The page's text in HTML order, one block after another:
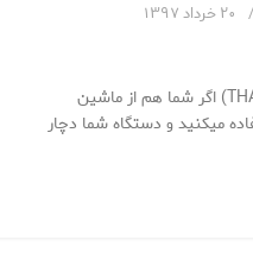
۲۰ خرداد ۱۳۹۷
تعمیر تامسون (THAMSON) اگر شما هم از ماشین
میکنید و دستگاه شما دچار